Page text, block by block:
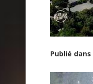
Publié dans